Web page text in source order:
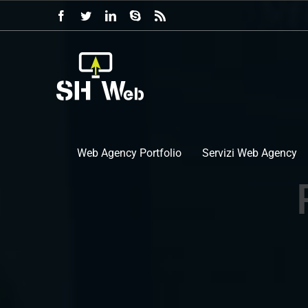
al
Facebook
TwitterLinkedIn
Skype
Web Agency Portfolio Servizi Web Agency